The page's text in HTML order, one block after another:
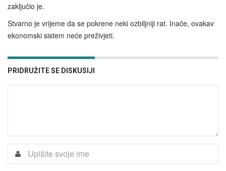
zaključio je.
Stvarno je vrijeme da se pokrene neki ozbiljniji rat. Inače, ovakav
ekonomski sistem neće preživjeti.
PRIDRUŽITE SE DISKUSIJI